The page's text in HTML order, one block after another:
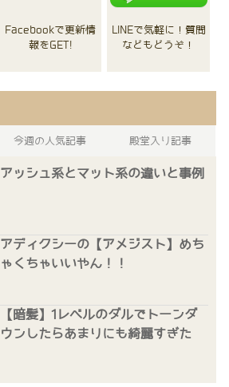
Facebookで更新情
報をGET!
LINEで気軽に！質問
などもどうぞ！
今週の人気記事 殿堂入り記事
アッシュ系とマット系の違いと事例
アディクシーの【アメジスト】めち
ゃくちゃいいやん！！
【暗髪】1レベルのダルでトーンダ
ウンしたらあまりにも綺麗すぎた